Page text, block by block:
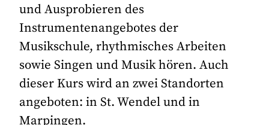
und Ausprobieren des
Instrumentenangebotes der
Musikschule, rhythmisches Arbeiten
sowie Singen und Musik hören. Auch
dieser Kurs wird an zwei Standorten
angeboten: in St. Wendel und in
Marpingen.